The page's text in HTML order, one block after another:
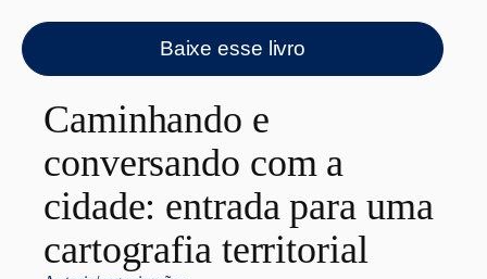
Baixe esse livro
Caminhando e
conversando com a
cidade: entrada para uma
cartografia territorial